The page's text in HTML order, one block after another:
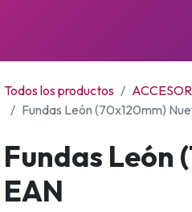
Todos los productos
Fundas León (70x120mm)
Fundas León
EAN